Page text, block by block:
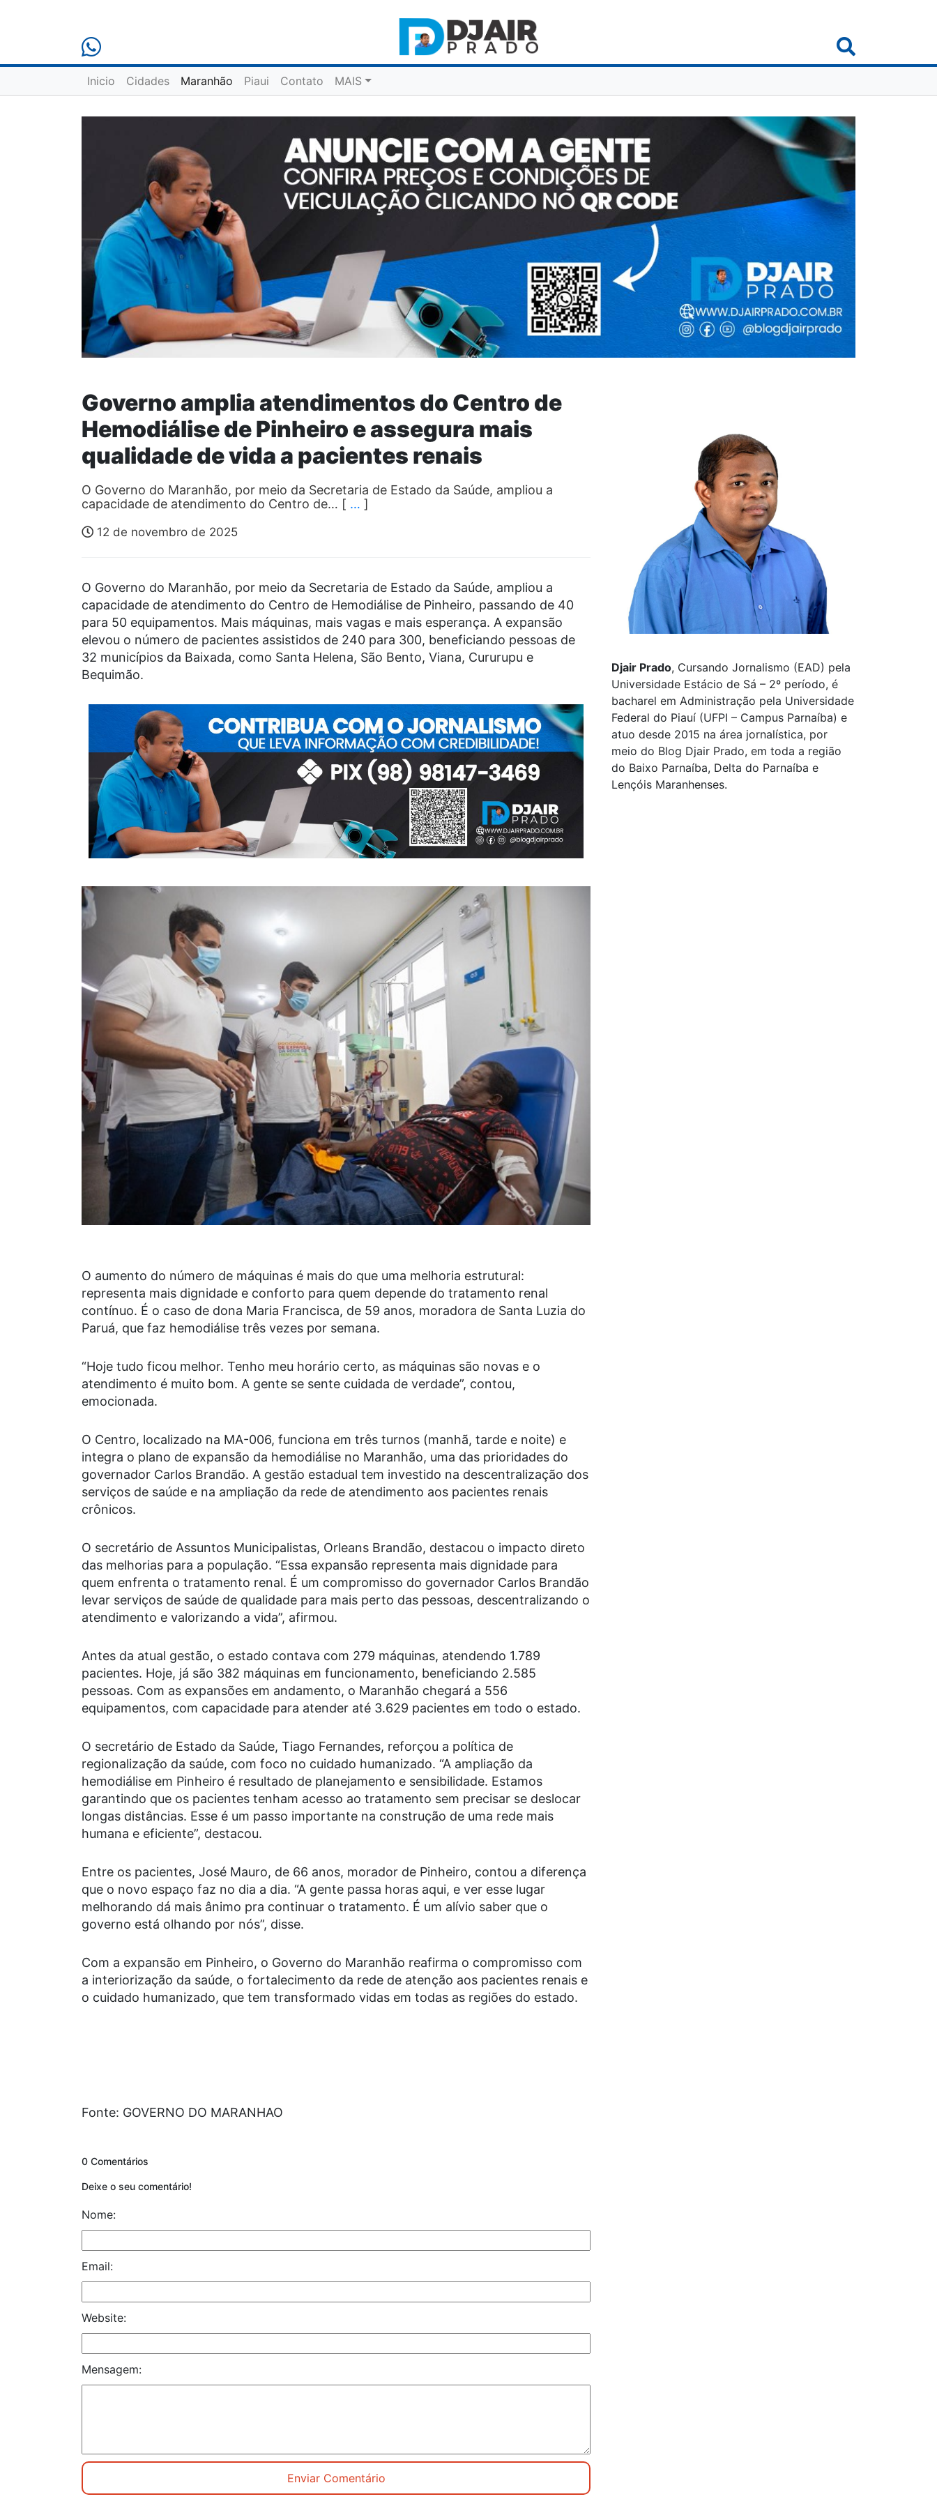
Inicio Cidades Maranhão Piaui Contato MAIS
Governo amplia atendimentos do Centro de
Hemodiálise de Pinheiro e assegura mais
qualidade de vida a pacientes renais
O Governo do Maranhão, por meio da Secretaria de Estado da Saúde, ampliou a
capacidade de atendimento do Centro de… [ … ]
12 de novembro de 2025
O Governo do Maranhão, por meio da Secretaria de Estado da Saúde, ampliou a
capacidade de atendimento do Centro de Hemodiálise de Pinheiro, passando de 40
para 50 equipamentos. Mais máquinas, mais vagas e mais esperança. A expansão
elevou o número de pacientes assistidos de 240 para 300, beneficiando pessoas de
32 municípios da Baixada, como Santa Helena, São Bento, Viana, Cururupu e
Bequimão.
O aumento do número de máquinas é mais do que uma melhoria estrutural:
representa mais dignidade e conforto para quem depende do tratamento renal
contínuo. É o caso de dona Maria Francisca, de 59 anos, moradora de Santa Luzia do
Paruá, que faz hemodiálise três vezes por semana.
“Hoje tudo ficou melhor. Tenho meu horário certo, as máquinas são novas e o
atendimento é muito bom. A gente se sente cuidada de verdade”, contou,
emocionada.
O Centro, localizado na MA-006, funciona em três turnos (manhã, tarde e noite) e
integra o plano de expansão da hemodiálise no Maranhão, uma das prioridades do
governador Carlos Brandão. A gestão estadual tem investido na descentralização dos
serviços de saúde e na ampliação da rede de atendimento aos pacientes renais
crônicos.
O secretário de Assuntos Municipalistas, Orleans Brandão, destacou o impacto direto
das melhorias para a população. “Essa expansão representa mais dignidade para
quem enfrenta o tratamento renal. É um compromisso do governador Carlos Brandão
levar serviços de saúde de qualidade para mais perto das pessoas, descentralizando o
atendimento e valorizando a vida”, afirmou.
Antes da atual gestão, o estado contava com 279 máquinas, atendendo 1.789
pacientes. Hoje, já são 382 máquinas em funcionamento, beneficiando 2.585
pessoas. Com as expansões em andamento, o Maranhão chegará a 556
equipamentos, com capacidade para atender até 3.629 pacientes em todo o estado.
O secretário de Estado da Saúde, Tiago Fernandes, reforçou a política de
regionalização da saúde, com foco no cuidado humanizado. “A ampliação da
hemodiálise em Pinheiro é resultado de planejamento e sensibilidade. Estamos
garantindo que os pacientes tenham acesso ao tratamento sem precisar se deslocar
longas distâncias. Esse é um passo importante na construção de uma rede mais
humana e eficiente”, destacou.
Entre os pacientes, José Mauro, de 66 anos, morador de Pinheiro, contou a diferença
que o novo espaço faz no dia a dia. “A gente passa horas aqui, e ver esse lugar
melhorando dá mais ânimo pra continuar o tratamento. É um alívio saber que o
governo está olhando por nós”, disse.
Com a expansão em Pinheiro, o Governo do Maranhão reafirma o compromisso com
a interiorização da saúde, o fortalecimento da rede de atenção aos pacientes renais e
o cuidado humanizado, que tem transformado vidas em todas as regiões do estado.
Fonte: GOVERNO DO MARANHAO
0 Comentários
Deixe o seu comentário!
Nome:
Email:
Website:
Mensagem:
Djair Prado, Cursando Jornalismo (EAD) pela
Universidade Estácio de Sá – 2º período, é
bacharel em Administração pela Universidade
Federal do Piauí (UFPI – Campus Parnaíba) e
atuo desde 2015 na área jornalística, por
meio do Blog Djair Prado, em toda a região
do Baixo Parnaíba, Delta do Parnaíba e
Lençóis Maranhenses.